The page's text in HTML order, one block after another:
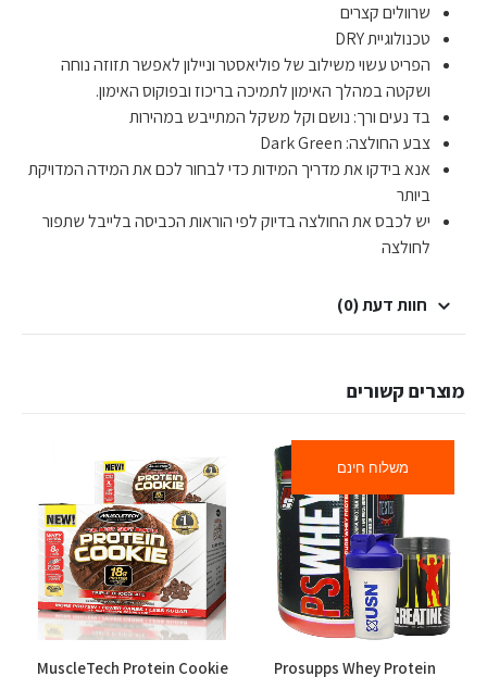
שרוולים קצרים
טכנולוגיית DRY
הפריט עשוי משילוב של פוליאסטר וניילון לאפשר תזוזה נוחה
ושקטה במהלך האימון לתמיכה בריכוז ובפוקוס האימון.
בד נעים ורך: נושם וקל משקל המתייבש במהירות
צבע החולצה: Dark Green
אנא בידקו את מדריך המידות כדי לבחור לכם את המידה המדויקת
ביותר
יש לכבס את החולצה בדיוק לפי הוראות הכביסה בלייבל שתפור
לחולצה
חוות דעת (0)
מוצרים קשורים
משלוח חינם
Prosupps Whey Protein
MuscleTech Protein Cookie